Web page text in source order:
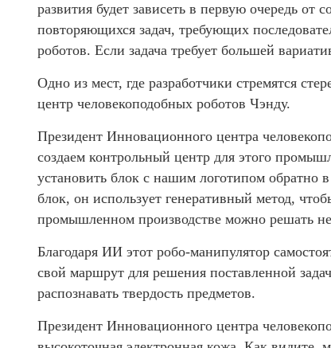
развития будет зависеть в первую очередь
повторяющихся задач, требующих
роботов. Если задача требует большей
Одно из мест, где разработчики стремятся
центр человекоподобных роботов Чэнду.
Президент Инновационного центра
создаем контрольный центр для этого
установить блок с нашим логотипом обратно
блок, он использует генеративный метод,
промышленном производстве можно решать
Благодаря ИИ этот робо-манипулятор
свой маршрут для решения поставленной
распознавать твердость предметов.
Президент Инновационного центра